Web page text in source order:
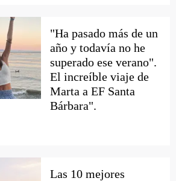
"Ha pasado más de un
año y todavía no he
superado ese verano".
El increíble viaje de
Marta a EF Santa
Bárbara".
Las 10 mejores